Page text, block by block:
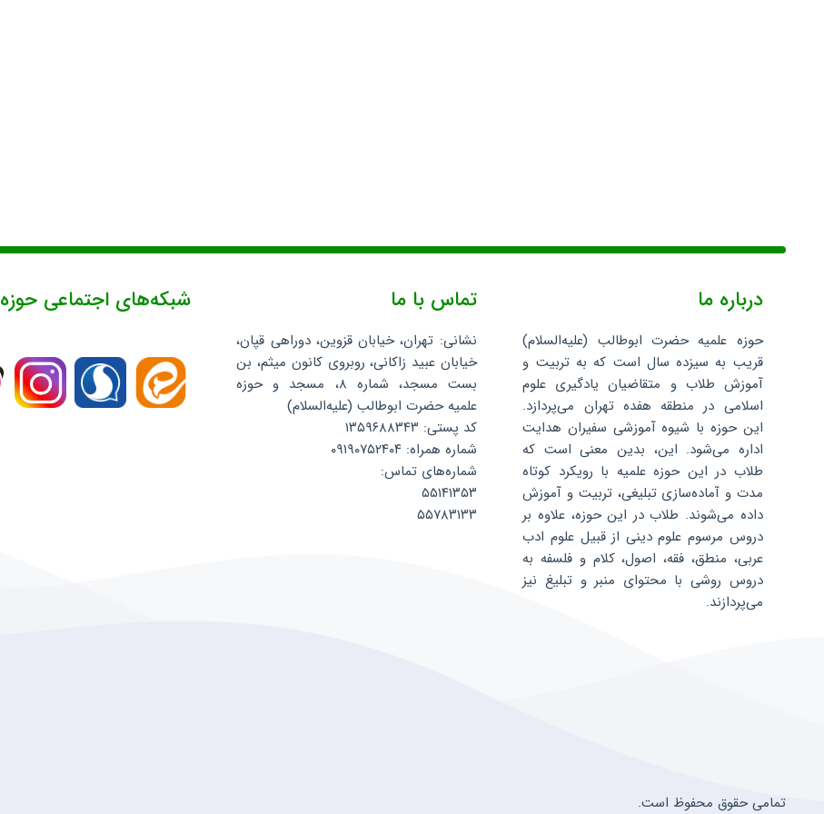
درباره ما
حوزه علمیه حضرت ابوطالب (علیه‌السلام)
قریب به سیزده سال است که به تربیت و
آموزش طلاب و متقاضیان یادگیری علوم
اسلامی در منطقه هفده تهران می‌پردازد.
این حوزه با شیوه آموزشی سفیران هدایت
اداره می‌شود. این، بدین معنی است که
طلاب در این حوزه علمیه با رویکرد کوتاه
مدت و آماده‌سازی تبلیغی، تربیت و آموزش
داده می‌شوند. طلاب در این حوزه، علاوه بر
دروس مرسوم علوم دینی از قبیل علوم ادب
عربی، منطق، فقه، اصول، کلام و فلسفه به
دروس روشی با محتوای منبر و تبلیغ نیز
می‌پردازند.
تماس با ما
نشانی: تهران، خیابان قزوین، دوراهی قپان،
خیابان عبید زاکانی، روبروی کانون میثم، بن
بست مسجد، شماره ۸، مسجد و حوزه
علمیه حضرت ابوطالب (علیه‌السلام)
کد پستی: ۱۳۵۹۶۸۸۳۴۳
شماره همراه: ۰۹۱۹۰۷۵۲۴۰۴
شماره‌های تماس:
۵۵۱۴۱۳۵۳
۵۵۷۸۳۱۳۳
شبکه‌های اجتماعی حوزه
تمامی حقوق محفوظ است.